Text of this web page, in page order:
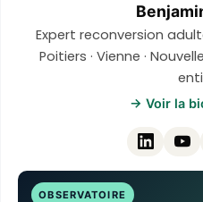
Expert reconversion
Poitiers · Vienne ·
→ Voir la
OBSERVATOIRE